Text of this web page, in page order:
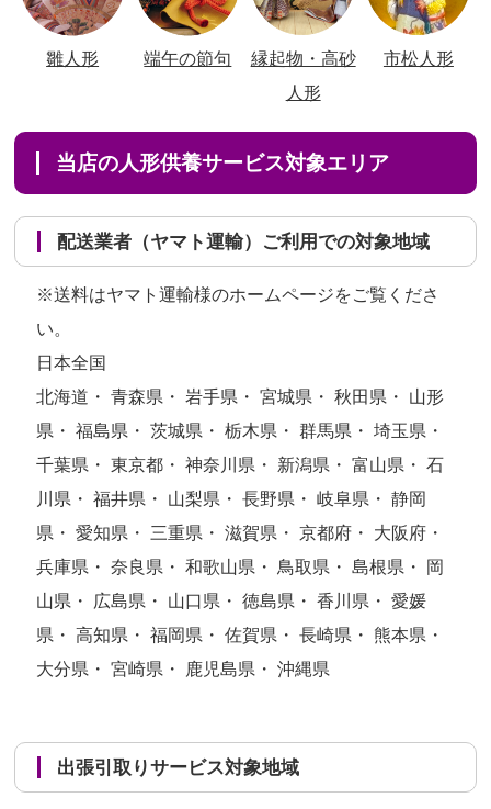
雛人形 端午の節句
縁起物・高砂
人形
市松人形
当店の人形供養サービス対象エリア
配送業者（ヤマト運輸）ご利用での対象地域
※送料はヤマト運輸様のホームページをご覧くださ
い。
日本全国
北海道・ 青森県・ 岩手県・ 宮城県・ 秋田県・ 山形
県・ 福島県・ 茨城県・ 栃木県・ 群馬県・ 埼玉県・
千葉県・ 東京都・ 神奈川県・ 新潟県・ 富山県・ 石
川県・ 福井県・ 山梨県・ 長野県・ 岐阜県・ 静岡
県・ 愛知県・ 三重県・ 滋賀県・ 京都府・ 大阪府・
兵庫県・ 奈良県・ 和歌山県・ 鳥取県・ 島根県・ 岡
山県・ 広島県・ 山口県・ 徳島県・ 香川県・ 愛媛
県・ 高知県・ 福岡県・ 佐賀県・ 長崎県・ 熊本県・
大分県・ 宮崎県・ 鹿児島県・ 沖縄県
出張引取りサービス対象地域